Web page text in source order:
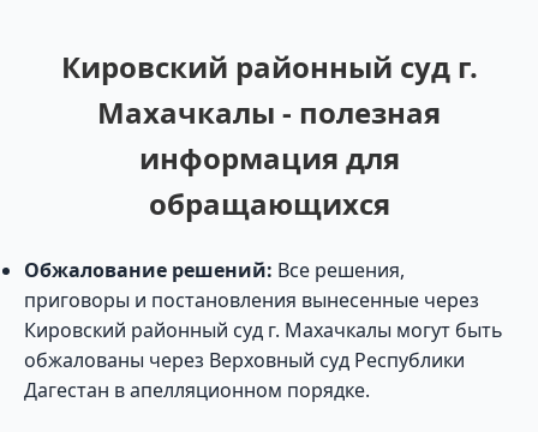
Кировский районный суд г.
Махачкалы - полезная
информация для
обращающихся
Обжалование решений: Все решения,
приговоры и постановления вынесенные через
Кировский районный суд г. Махачкалы могут быть
обжалованы через Верховный суд Республики
Дагестан в апелляционном порядке.